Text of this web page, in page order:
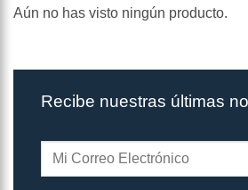
Aún no has visto ningún producto.
Recibe nuestras últimas